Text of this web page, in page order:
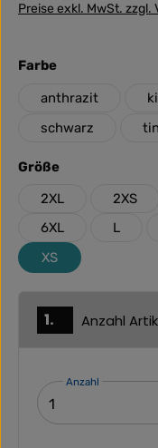
Preise exkl. MwSt. zzgl.
Farbeauswählen
anthrazit
schwarz
Größeauswählen
2XL
2XS
6XL
L
XS
1. Anzahl
Anzahl